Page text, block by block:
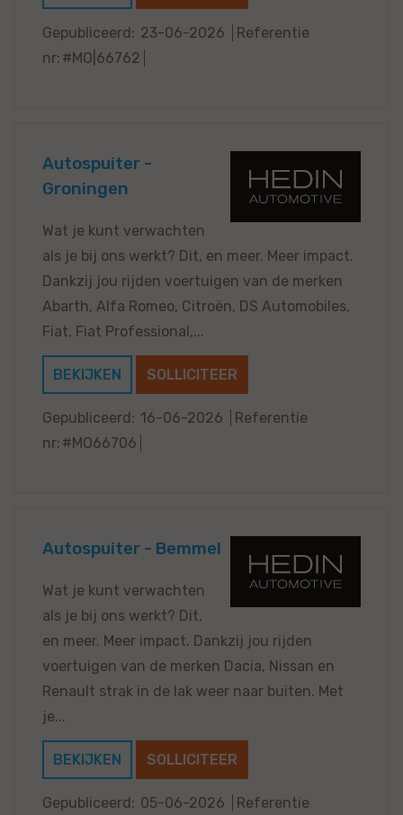
Gepubliceerd: 23-06-2026
Referentie
nr: #MO|66762
Autospuiter -
Groningen
Wat je kunt verwachten
als je bij ons werkt? Dit, en meer. Meer impact.
Dankzij jou rijden voertuigen van de merken
Abarth, Alfa Romeo, Citroën, DS Automobiles,
Fiat, Fiat Professional,...
BEKIJKEN SOLLICITEER
Gepubliceerd: 16-06-2026
Referentie
nr: #MO66706
Autospuiter - Bemmel
Wat je kunt verwachten
als je bij ons werkt? Dit,
en meer. Meer impact. Dankzij jou rijden
voertuigen van de merken Dacia, Nissan en
Renault strak in de lak weer naar buiten. Met
je...
BEKIJKEN SOLLICITEER
Gepubliceerd: 05-06-2026 Referentie